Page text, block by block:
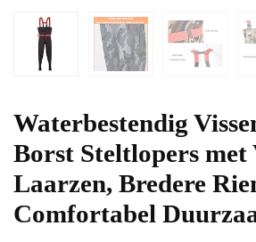
Waterbestendig
Borst Steltlopers met
Laarzen, Bredere
Comfortabel